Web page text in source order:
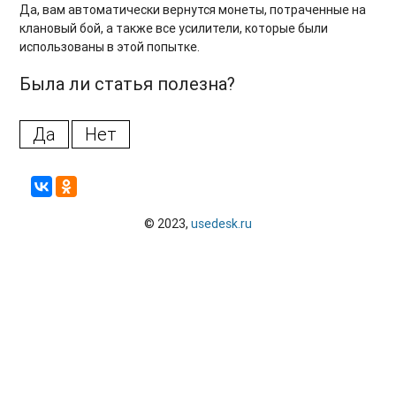
клане?
Почему награда за веховый уровень не удвоилась?
Почему вещи не добавились в сумку после получения
Как покинуть клан?
Почему в клане нам дают «плохие» поля?
Да, вам автоматически вернутся монеты, потраченные на
клановый бой, а также все усилители, которые были
использованы в этой попытке.
Была ли статья полезна?
Да Нет
© 2023, usedesk.ru